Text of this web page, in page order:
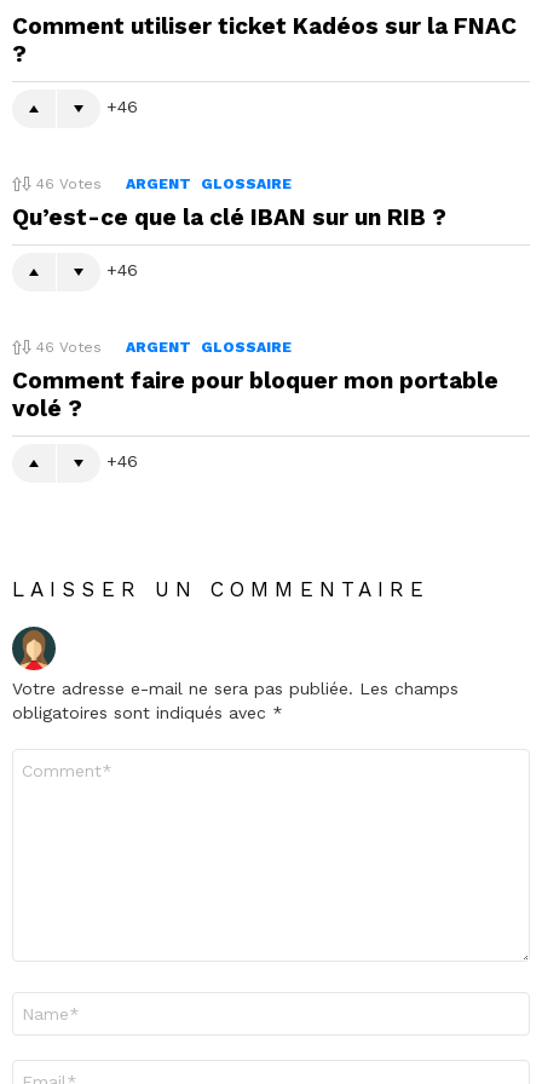
Comment utiliser ticket Kadéos sur la FNAC
?
46
46 Votes ARGENT GLOSSAIRE
Qu’est-ce que la clé IBAN sur un RIB ?
46
46 Votes ARGENT GLOSSAIRE
Comment faire pour bloquer mon portable
volé ?
46
LAISSER UN COMMENTAIRE
Votre adresse e-mail ne sera pas publiée. Les champs
obligatoires sont indiqués avec *